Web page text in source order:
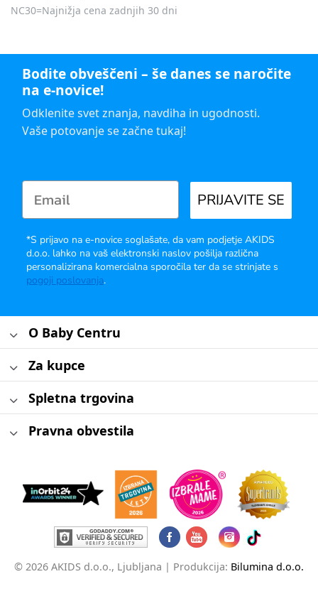
NC30=Najnižja cena zadnjih 30 dni
Bodite obveščeni – še danes se naročite
na e-novice!
Odklenite svet znanja, navdiha in ugodnosti.
Vaše potovanje se začne tukaj!
PRIJAVITE SE
*S prijavo na e-novice soglašate, da vam podjetje AKIDS
d.o.o. lahko na vaš elektronski naslov pošilja različna
personalizirana komercialna sporočila ter da se strinjate s
pogoji poslovanja.
O Baby Centru
Za kupce
Spletna trgovina
Pravna obvestila
© 2026 AKIDS d.o.o., Ljubljana | Produkcija: Bilumina d.o.o.